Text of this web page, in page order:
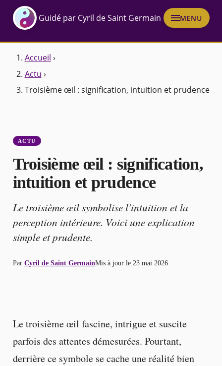
Guidé par Cyril de Saint Germain MENU
Accueil ›
Actu ›
Troisième œil : signification, intuition et prudence
ACTU
Troisième œil : signification,
intuition et prudence
Le troisième œil symbolise l'intuition et la
perception intérieure. Voici une explication
simple et prudente.
Par Cyril de Saint GermainMis à jour le 23 mai 2026
Le troisième œil fascine, intrigue et suscite
parfois des attentes démesurées. Pourtant,
derrière ce symbole se cache une réalité bien